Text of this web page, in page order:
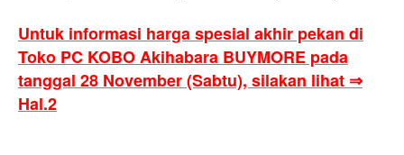
Untuk informasi harga spesial akhir pekan di
Toko PC KOBO Akihabara BUYMORE pada
tanggal 28 November (Sabtu), silakan lihat ⇒
Hal.2